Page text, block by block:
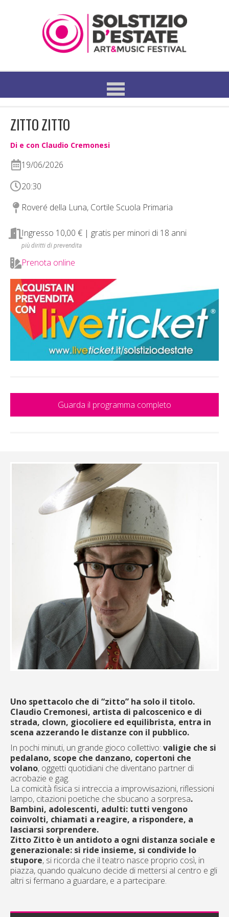
ZITTO ZITTO
Di e con Claudio Cremonesi
19/06/2026
20:30
Roveré della Luna, Cortile Scuola Primaria
Ingresso 10,00 € | gratis per minori di 18 anni
più diritti di prevendita
Prenota online
Guarda il programma completo
Uno spettacolo che di “zitto” ha solo il titolo.
Claudio Cremonesi, artista di palcoscenico e di
strada, clown, giocoliere ed equilibrista, entra in
scena azzerando le distanze con il pubblico.
In pochi minuti, un grande gioco collettivo: valigie che si
pedalano, scope che danzano, copertoni che
volano, oggetti quotidiani che diventano partner di
acrobazie e gag.
La comicità fisica si intreccia a improvvisazioni, riflessioni
lampo, citazioni poetiche che sbucano a sorpresa.
Bambini, adolescenti, adulti: tutti vengono
coinvolti, chiamati a reagire, a rispondere, a
lasciarsi sorprendere.
Zitto Zitto è un antidoto a ogni distanza sociale e
generazionale: si ride insieme, si condivide lo
stupore, si ricorda che il teatro nasce proprio così, in
piazza, quando qualcuno decide di mettersi al centro e gli
altri si fermano a guardare, e a partecipare.